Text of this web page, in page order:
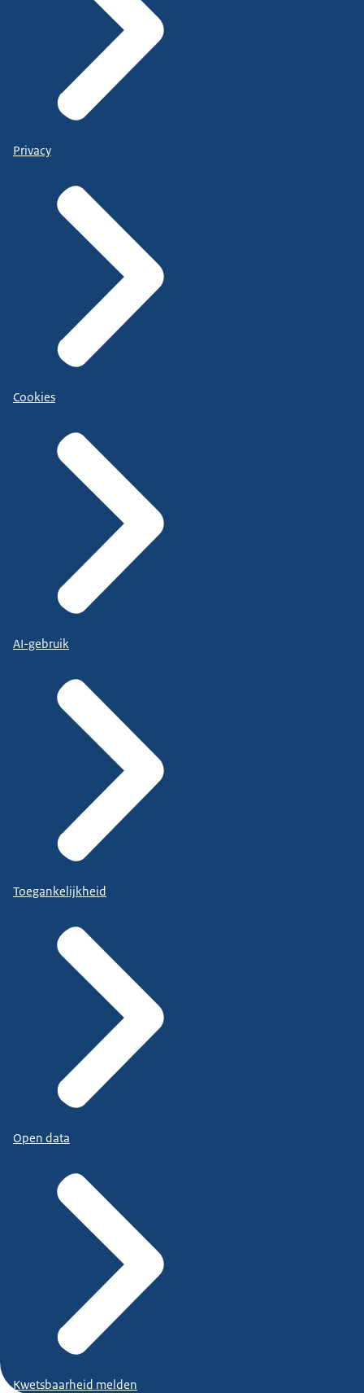
Privacy
Cookies
AI-gebruik
Toegankelijkheid
Open data
Kwetsbaarheid melden